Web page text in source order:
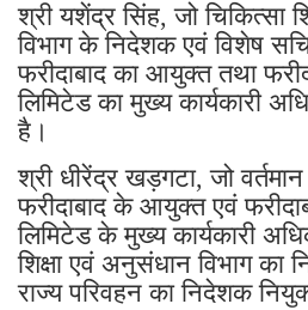
श्री यशेंद्र सिंह, जो चिकित्सा
विभाग के निदेशक एवं विशेष
फरीदाबाद का आयुक्त तथा
लिमिटेड का मुख्य कार्यकारी
है।
श्री धीरेंद्र खड़गटा, जो
फरीदाबाद के आयुक्त एवं
लिमिटेड के मुख्य कार्यकारी
शिक्षा एवं अनुसंधान विभाग का
राज्य परिवहन का निदेशक